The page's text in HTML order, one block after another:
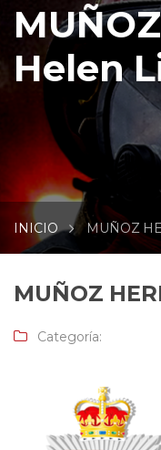
Helen
INICIO MUÑOZ
MUÑOZ
Categoría: